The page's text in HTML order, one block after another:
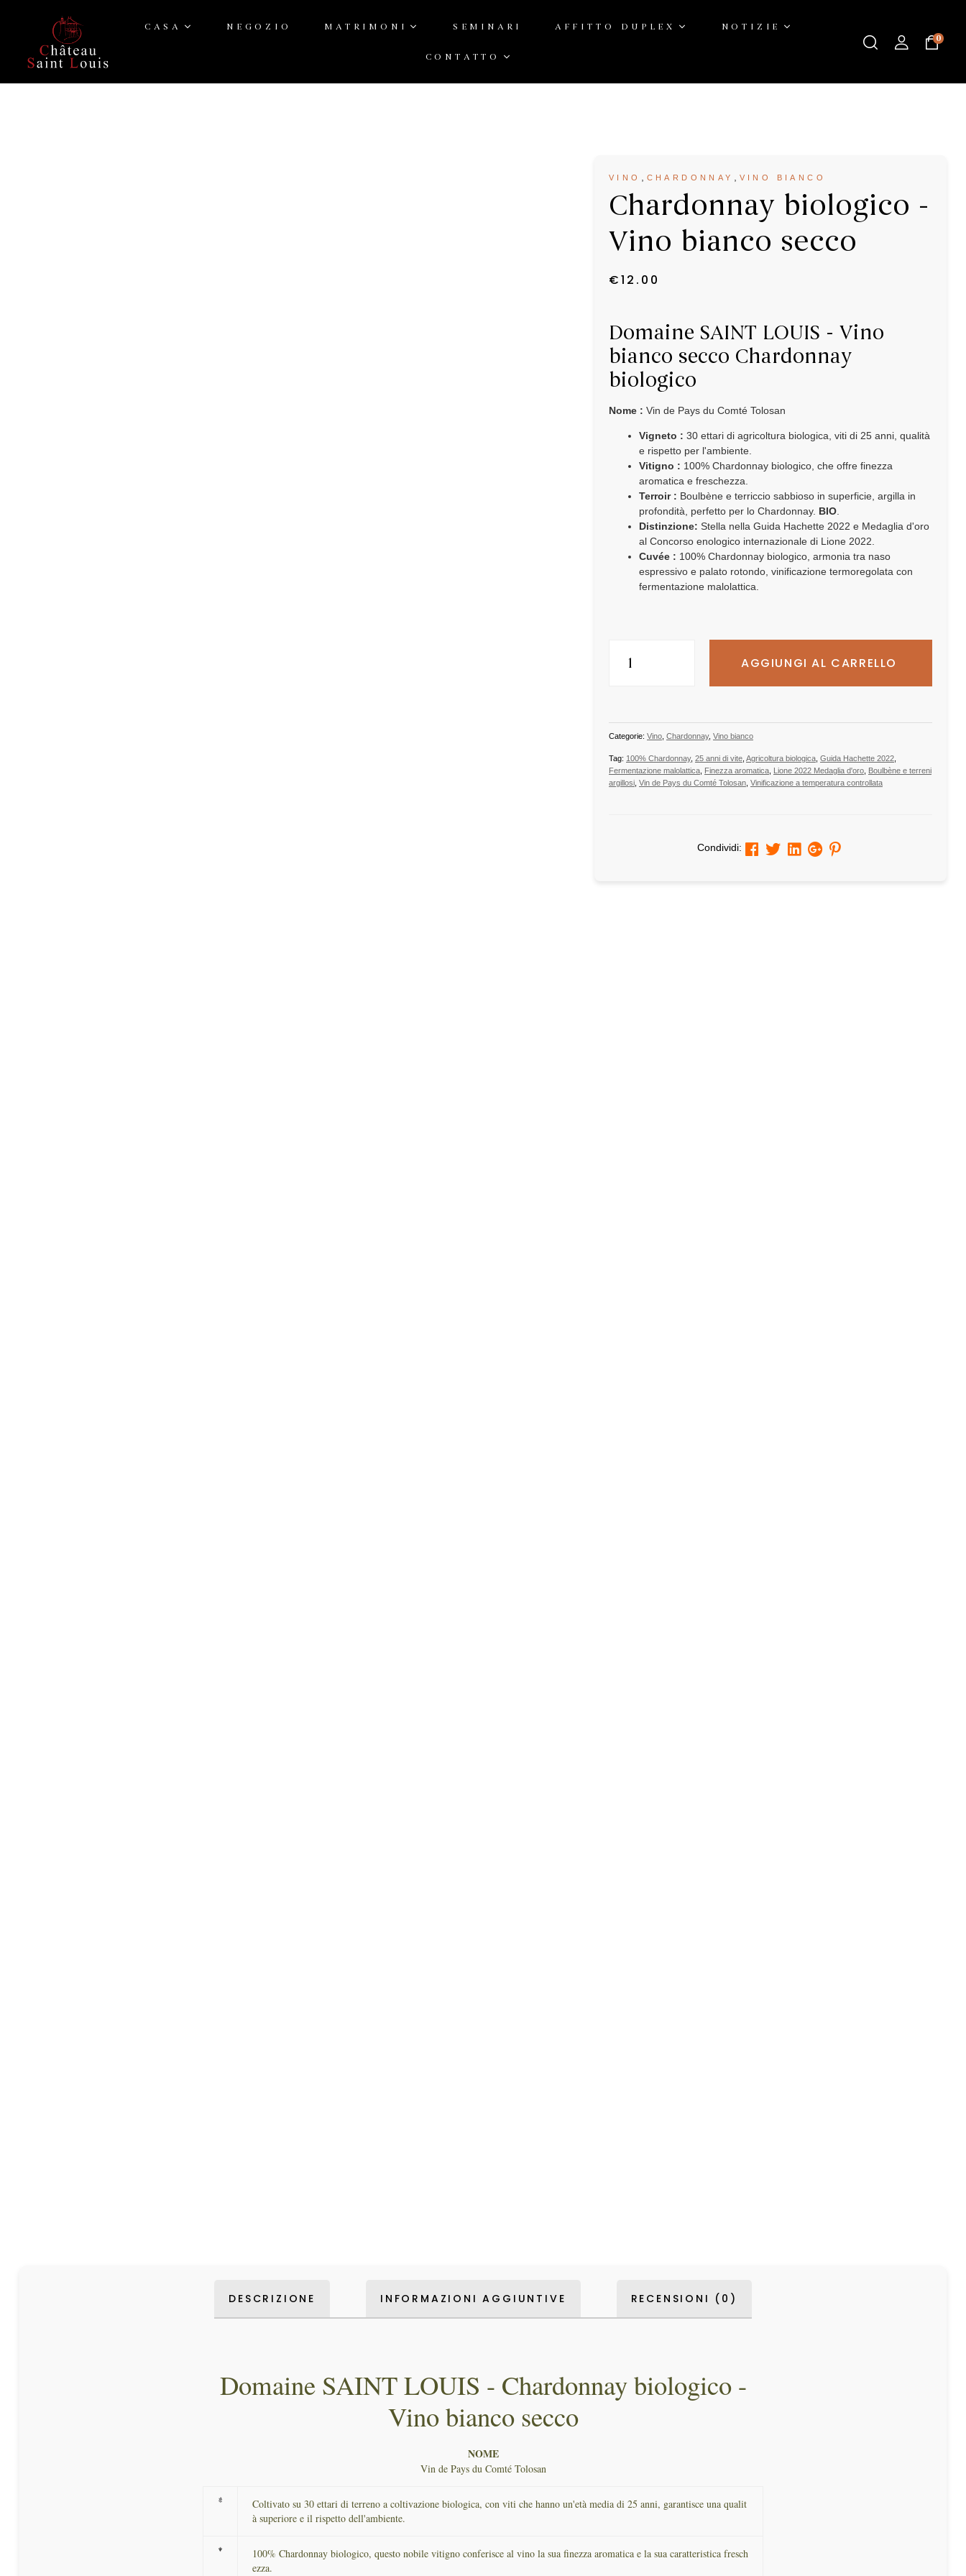
CASA NEGOZIO MATRIMONI SEMINARI AFFITTO DUPLEX NOTIZIE
CONTATTO
0
Chardonnay / Chardonnay biologico - Vino bianco secco
VINO CHARDONNAY VINO BIANCO
Chardonnay biologico -
Vino bianco secco
€12.00
Domaine SAINT LOUIS - Vino
bianco secco Chardonnay
biologico
Nome : Vin de Pays du Comté Tolosan
Vigneto : 30 ettari di agricoltura biologica, viti di 25 anni, qualità
e rispetto per l'ambiente.
Vitigno : 100% Chardonnay biologico, che offre finezza
aromatica e freschezza.
Terroir : Boulbène e terriccio sabbioso in superficie, argilla in
profondità, perfetto per lo Chardonnay. BIO
Distinzione: Stella nella Guida Hachette 2022 e Medaglia d'oro
al Concorso enologico internazionale di Lione 2022.
Cuvée : 100% Chardonnay biologico, armonia tra naso
espressivo e palato rotondo, vinificazione termoregolata con
fermentazione malolattica.
AGGIUNGI AL CARRELLO
Categorie: Vino Chardonnay, Vino bianco
Tag: 100% Chardonnay, 25 anni di vite Agricoltura biologica Guida Hachette 2022
Fermentazione malolattica Finezza aromatica Lione 2022 Medaglia d'oro Boulbène e terreni
argillosi Vin de Pays du Comté Tolosan Vinificazione a temperatura controllata
Condividi: Facebook
Twitter
Linkedin
Google+
Pinterest
DESCRIZIONE INFORMAZIONI AGGIUNTIVE RECENSIONI (0)
Domaine SAINT LOUIS - Chardonnay biologico -
Vino bianco secco
NOME
Vin de Pays du Comté Tolosan
Coltivato su 30 ettari di terreno a coltivazione biologica, con viti che hanno un'età media di 25 anni, garantisce una qualit
à superiore e il rispetto dell'ambiente.
100% Chardonnay biologico, questo nobile vitigno conferisce al vino la sua finezza aromatica e la sua caratteristica fresch
ezza.